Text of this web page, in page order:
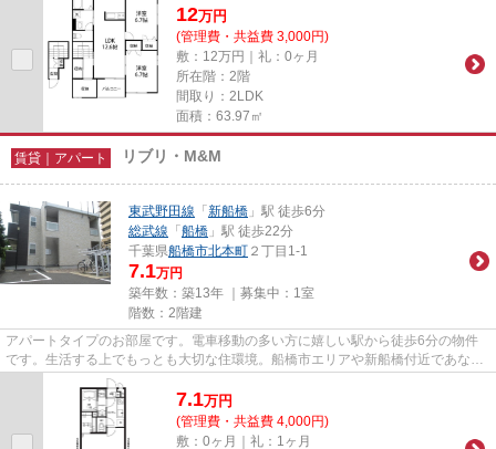
12万円
(管理費・共益費 3,000円)
敷：12万円｜礼：0ヶ月
所在階：2階
間取り：2LDK
面積：63.97㎡
賃貸｜アパート リブリ・M&M
東武野田線 「 新船橋 」駅 徒歩6分
総武線 「 船橋 」駅 徒歩22分
千葉県船橋市北本町 ２丁目1-1
7.1万円
築年数：築13年 ｜募集中： 1室
階数：2階建
アパートタイプのお部屋です。電車移動の多い方に嬉しい駅から徒歩6分の物件
です。生活する上でもっとも大切な住環境。船橋市エリアや新船橋付近であなた
のライフスタイルに合ったお部...
7.1万円
(管理費・共益費 4,000円)
敷：0ヶ月｜礼：1ヶ月